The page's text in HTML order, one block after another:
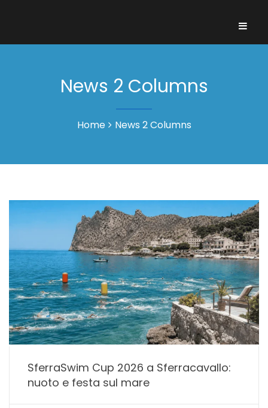
News 2 Columns
Home News 2 Columns
SferraSwim Cup 2026 a Sferracavallo:
nuoto e festa sul mare